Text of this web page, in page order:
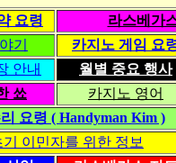
요령 라스베가
기
카지노 게임 요
안내 월별 중요 행사
쑈 카지노 영어
요령 ( Handyman Kim )
기 이민자를 위한 정보